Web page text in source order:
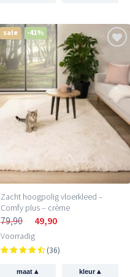
sale -41%
Zacht hoogpolig vloerkleed –
Comfy plus – crème
79,90 49,90
Voorradig
(36)
maat ▴ kleur▴